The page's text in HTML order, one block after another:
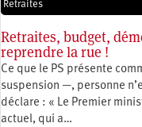
Retraites
Retraites, budget,
reprendre la rue !
Ce que le PS présente
suspension —, personne
déclare : « Le Premier
actuel, qui a…